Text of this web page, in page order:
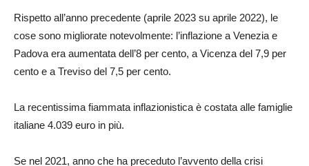
Rispetto all’anno precedente (aprile 2023 su aprile 2022), le
cose sono migliorate notevolmente: l’inflazione a Venezia e
Padova era aumentata dell’8 per cento, a Vicenza del 7,9 per
cento e a Treviso del 7,5 per cento.
La recentissima fiammata inflazionistica è costata alle famiglie
italiane 4.039 euro in più.
Se nel 2021, anno che ha preceduto l’avvento della crisi